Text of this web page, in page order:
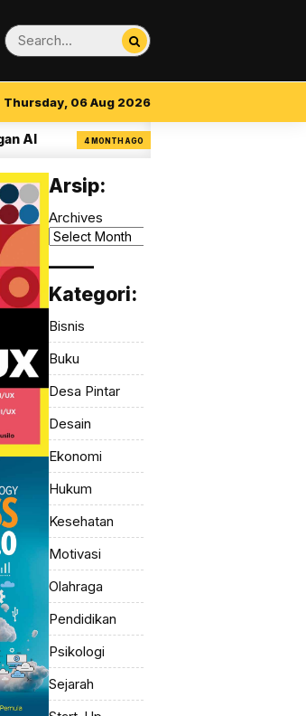
Thursday, 06 Aug 2026
4 MONTH AGO 14 Aturan Visual Clarity
Arsip:
Archives
Kategori:
Bisnis
Buku
Desa Pintar
Desain
Ekonomi
Hukum
Kesehatan
Motivasi
Olahraga
Pendidikan
Psikologi
Sejarah